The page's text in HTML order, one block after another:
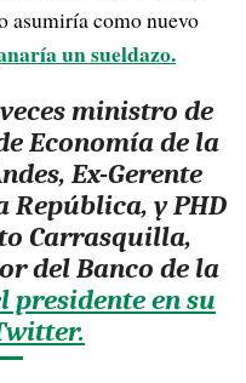
asumiría como nuevo
un sueldazo.
ministro de
Economía de la
Ex-Gerente
República, y PHD
Carrasquilla,
del Banco de la
presidente en su